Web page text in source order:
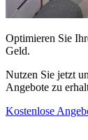
Optimieren Sie
Geld.
Nutzen Sie jetzt
Angebote zu
Kostenlose